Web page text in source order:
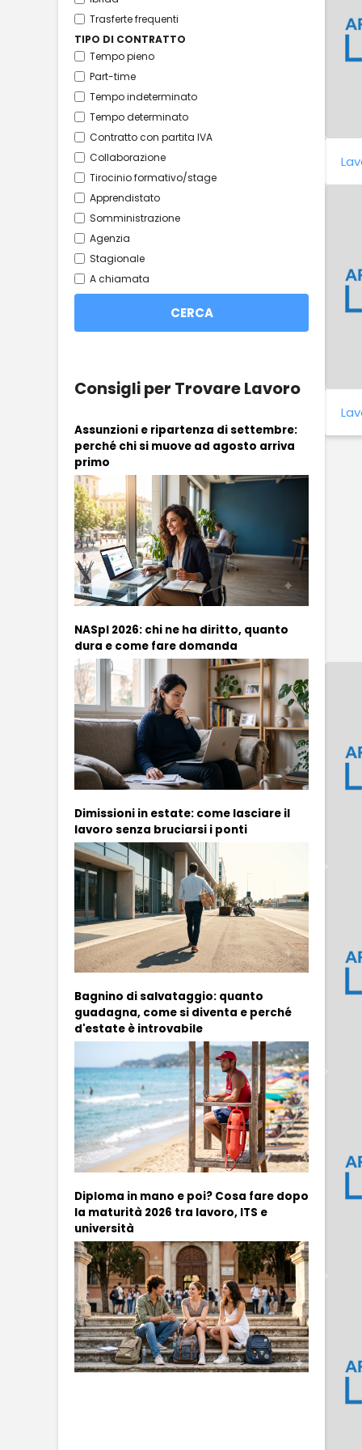
Trasferte frequenti
TIPO DI CONTRATTO
Tempo pieno
Part-time
Tempo indeterminato
Tempo determinato
Contratto con partita IVA
Collaborazione
Tirocinio formativo/stage
Apprendistato
Somministrazione
Agenzia
Stagionale
A chiamata
Consigli per Trovare Lavoro
Assunzioni e ripartenza di settembre:
perché chi si muove ad agosto arriva
primo
NASpI 2026: chi ne ha diritto, quanto
dura e come fare domanda
Dimissioni in estate: come lasciare il
lavoro senza bruciarsi i ponti
Bagnino di salvataggio: quanto
guadagna, come si diventa e perché
d'estate è introvabile
Diploma in mano e poi? Cosa fare dopo
la maturità 2026 tra lavoro, ITS e
università